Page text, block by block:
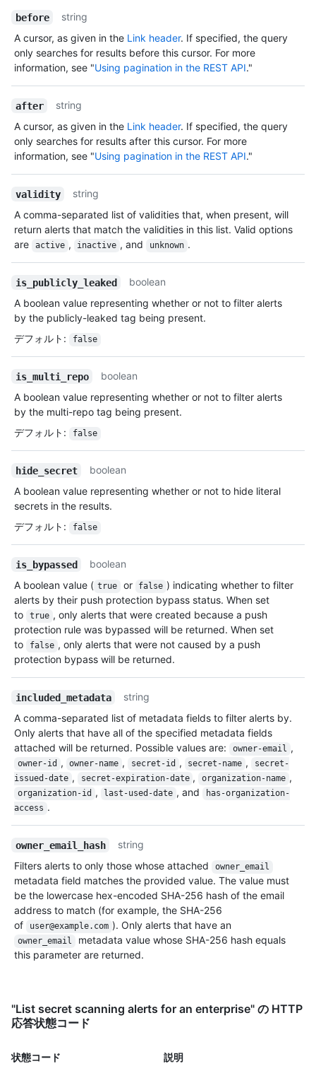
before
string
A cursor, as given in the Link header. If specified, the query
only searches for results before this cursor. For more
information, see "Using pagination in the REST API."
after
string
A cursor, as given in the Link header. If specified, the query
only searches for results after this cursor. For more
information, see "Using pagination in the REST API."
validity
string
A comma-separated list of validities that, when present, will
return alerts that match the validities in this list. Valid options
are
active , inactive , and unknown .
is_publicly_leaked
boolean
A boolean value representing whether or not to filter alerts
by the publicly-leaked tag being present.
デフォルト : false
is_multi_repo
boolean
A boolean value representing whether or not to filter alerts
by the multi-repo tag being present.
デフォルト : false
hide_secret
boolean
A boolean value representing whether or not to hide literal
secrets in the results.
デフォルト : false
is_bypassed
boolean
A boolean value ( true or false ) indicating whether to filter
alerts by their push protection bypass status. When set
to
true , only alerts that were created because a push
protection rule was bypassed will be returned. When set
to
false , only alerts that were not caused by a push
protection bypass will be returned.
included_metadata
string
A comma-separated list of metadata fields to filter alerts by.
Only alerts that have all of the specified metadata fields
attached will be returned. Possible values are:
owner-email ,
owner-id , owner-name , secret-id , secret-name ,
secret-
issued-date , secret-expiration-date , organization-name ,
organization-id , last-used-date , and
has-organization-
access .
owner_email_hash
string
Filters alerts to only those whose attached
owner_email
metadata field matches the provided value. The value must
be the lowercase hex-encoded SHA-256 hash of the email
address to match (for example, the SHA-256
of
user@example.com ). Only alerts that have an
owner_email
metadata value whose SHA-256 hash equals
this parameter are returned.
"List secret scanning alerts for an enterprise" の HTTP
応答状態コード
状態コード 説明